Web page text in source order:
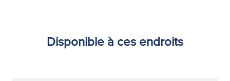
Disponible à ces endroits